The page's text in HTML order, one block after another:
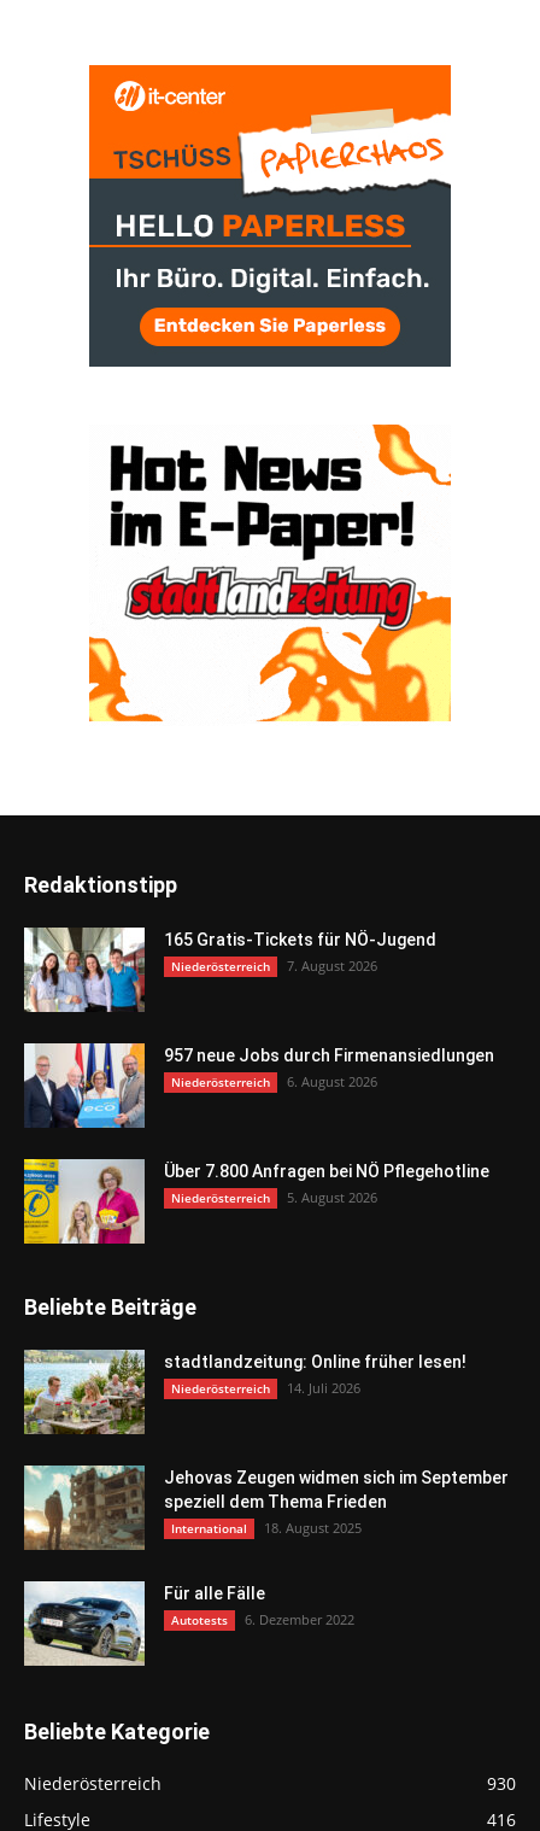
Redaktionstipp
165 Gratis-Tickets für NÖ-Jugend
Niederösterreich 7. August 2026
957 neue Jobs durch Firmenansiedlungen
Niederösterreich 6. August 2026
Über 7.800 Anfragen bei NÖ Pflegehotline
Niederösterreich 5. August 2026
Beliebte Beiträge
stadtlandzeitung: Online früher lesen!
Niederösterreich 14. Juli 2026
Jehovas Zeugen widmen sich im September
speziell dem Thema Frieden
International 18. August 2025
Für alle Fälle
Autotests 6. Dezember 2022
Beliebte Kategorie
Niederösterreich
930
Lifestyle
416